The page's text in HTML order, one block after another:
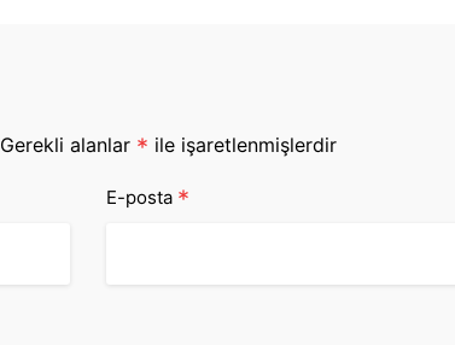
Gerekli alanlar * ile işaretlenmişlerdir
E-posta *